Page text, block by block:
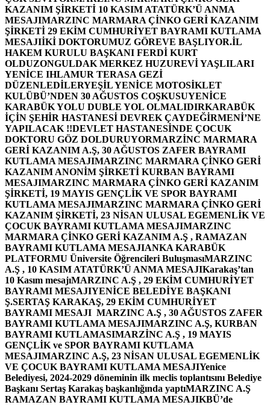
KAZANIM ŞİRKETİ 10 KASIM ATATÜRK’Ü ANMA
MESAJIMARZINC MARMARA ÇİNKO GERİ KAZANIM
ŞİRKETİ 29 EKİM CUMHURİYET BAYRAMI KUTLAMA
MESAJIİKİ DOKTORUMUZ GÖREVE BAŞLIYOR.İL
HAKEM KURULU BAŞKANI FERDİ KURT
OLDUZONGULDAK MERKEZ HUZUREVİ YAŞLILARI
YENİCE IHLAMUR TERASA GEZİ
DÜZENLEDİLERYEŞİL YENİCE MOTOSİKLET
KULÜBÜ’NDEN 30 AĞUSTOS COŞKUSUYENİCE
KARABÜK YOLU DUBLE YOL OLMALIDIRKARABÜK
İÇİN ŞEHİR HASTANESİ DEVREK ÇAYDEĞİRMENİ’NE
YAPILACAK !!DEVLET HASTANESİNDE ÇOCUK
DOKTORU GÖZ DOLDURUYORMARZİNC MARMARA
GERİ KAZANIM A.Ş, 30 AĞUSTOS ZAFER BAYRAMI
KUTLAMA MESAJIMARZINC MARMARA ÇİNKO GERİ
KAZANIM ANONİM ŞİRKETİ KURBAN BAYRAMI
MESAJIMARZINC MARMARA ÇİNKO GERİ KAZANIM
ŞİRKETİ, 19 MAYIS GENÇLİK VE SPOR BAYRAMI
KUTLAMA MESAJIMARZINC MARMARA ÇİNKO GERİ
KAZANIM ŞİRKETİ, 23 NİSAN ULUSAL EGEMENLİK VE
ÇOCUK BAYRAMI KUTLAMA MESAJIMARZINC
MARMARA ÇİNKO GERİ KAZANIM A.Ş , RAMAZAN
BAYRAMI KUTLAMA MESAJIANKA KARABÜK
PLATFORMU Üniversite Öğrencileri BuluşmasıMARZINC
A.Ş , 10 KASIM ATATÜRK’Ü ANMA MESAJIKarakaş’tan
10 Kasım mesajıMARZINC A.Ş , 29 EKİM CUMHURİYET
BAYRAMI MESAJIYENİCE BELEDİYE BAŞKANI
Ş.SERTAŞ KARAKAŞ, 29 EKİM CUMHURİYET
BAYRAMI MESAJI MARZINC A.Ş , 30 AĞUSTOS ZAFER
BAYRAMI KUTLAMA MESAJIMARZINC A.Ş, KURBAN
BAYRAMI KUTLAMASIMARZİNC A.Ş , 19 MAYIS
GENÇLİK ve SPOR BAYRAMI KUTLAMA
MESAJIMARZINC A.Ş, 23 NİSAN ULUSAL EGEMENLİK
VE ÇOCUK BAYRAMI KUTLAMA MESAJIYenice
Belediyesi, 2024-2029 döneminin ilk meclis toplantısını Belediye
Başkanı Sertaş Karakaş başkanlığında yaptıMARZINC A.Ş
RAMAZAN BAYRAMI KUTLAMA MESAJIKBÜ’de